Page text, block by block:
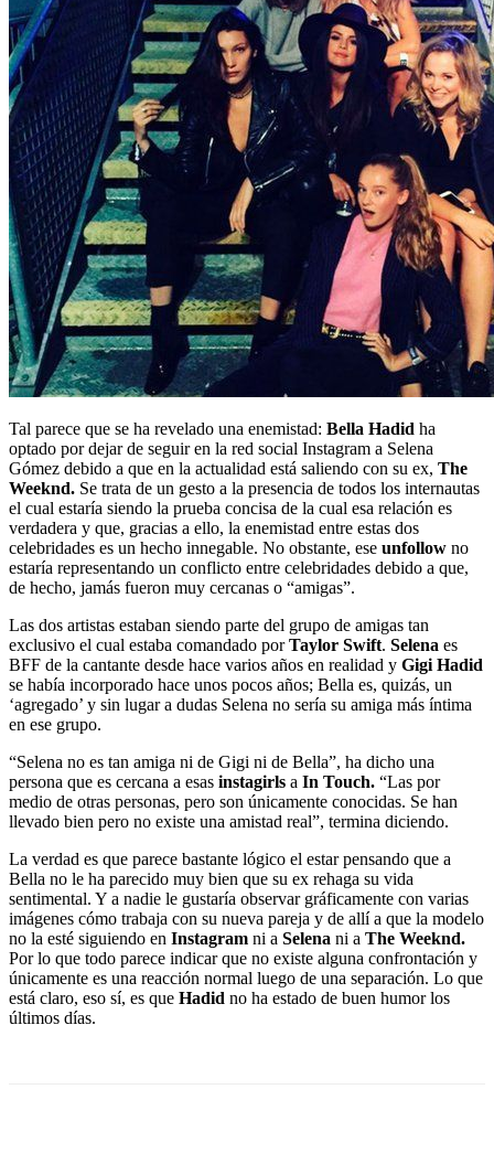
Tal parece que se ha revelado una enemistad: Bella Hadid ha
optado por dejar de seguir en la red social Instagram a Selena
Gómez debido a que en la actualidad está saliendo con su ex, The
Weeknd. Se trata de un gesto a la presencia de todos los internautas
el cual estaría siendo la prueba concisa de la cual esa relación es
verdadera y que, gracias a ello, la enemistad entre estas dos
celebridades es un hecho innegable. No obstante, ese unfollow no
estaría representando un conflicto entre celebridades debido a que,
de hecho, jamás fueron muy cercanas o “amigas”.
Las dos artistas estaban siendo parte del grupo de amigas tan
exclusivo el cual estaba comandado porTaylor Swift. Selena es
BFF de la cantante desde hace varios años en realidad y Gigi Hadid
se había incorporado hace unos pocos años; Bella es, quizás, un
‘agregado’ y sin lugar a dudas Selena no sería su amiga más íntima
en ese grupo.
“Selena no es tan amiga ni de Gigi ni de Bella”, ha dicho una
persona que es cercana a esas instagirls a In Touch. “Las por
medio de otras personas, pero son únicamente conocidas. Se han
llevado bien pero no existe una amistad real”, termina diciendo.
La verdad es que parece bastante lógico el estar pensando que a
Bella no le ha parecido muy bien que su ex rehaga su vida
sentimental. Y a nadie le gustaría observar gráficamente con varias
imágenes cómo trabaja con su nueva pareja y de allí a que la modelo
no la esté siguiendo en Instagram ni a Selena ni a The Weeknd.
Por lo que todo parece indicar que no existe alguna confrontación y
únicamente es una reacción normal luego de una separación. Lo que
está claro, eso sí, es que Hadid no ha estado de buen humor los
últimos días.